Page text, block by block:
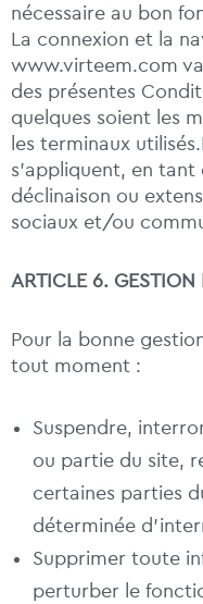
nécessaire au bon
La connexion et la
www.virteem.com
des présentes
quelques soient les
les terminaux
s’appliquent, en
déclinaison ou
sociaux et/ou
ARTICLE 6. GESTION
Pour la bonne
tout moment :
Suspendre,
ou partie du site,
certaines parties
déterminée
Supprimer toute
perturber le